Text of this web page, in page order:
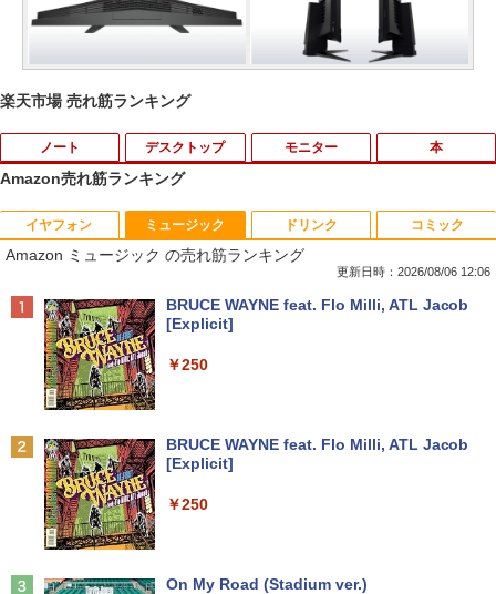
楽天市場 売れ筋ランキング
ノート
1
中古パソコン | Dell | Latitude 3500 | Wi
ndows11 | ノートPC | 一年保証 | 第8世
代 | Core i5-8265U 1.6(〜最大3.9)GHz |
ライブ非搭載 | 無線LAN:あり | Webカメ
ラ内蔵 | フルHD | テンキー | Win11Pro6
【最新Office2024】中古ノート Lenovo
15.6インチ液晶 メモリ8GB/16GB 新品S
古パソコン 中古PC オフィス 中古
デスクトップ
1
エアリア 世田谷電器 世田谷の給水塔 キ
ーボード用メンテナンスツール キーキャ
ップ外し スイッチプラー AR-REMOVE
￥1,580
ィス付き 最新MSOffice2024可 Win11Pr
o 中古パソコンデスクトップパソコン ミ
モニター
1
【マラソンセール期間中ポイント5倍】中
古モニター 19〜27インチ サイズ選択可
能 HDMI / DisplayPort / VGA / DVI 端子
ブモニターにおすすめ 動作確認済み 30
日保証 送料無料
￥4,580
モニター 21.5型 液晶ディスプレイ ベゼ
ル ディスプレイ 液晶モニター PCモニタ
5インチ 角度調節 FullHD ブルーライト
￥9,480
本
1
2027 近江兄弟社中学校・直前対策合格セ
ット問題集(5冊) 中学受験 過去問の傾向
と対策 / 参考書 自宅学習 送料無料 / 受験
￥19,250
￥1,980
イティブ英語書き写し [ ブレット・リン
Amazon売れ筋ランキング
イヤフォン
Anker Soundcore P40i オフホワイト
Anker Soundcore P31i ブラック
Anker Soundcore Liberty 5 ミッドナイトブ
ミュージック
Amazon ミュージック の売れ筋ランキング
更新日時：2026/08/06 12:06
BRUCE WAYNE feat. Flo Milli, ATL Jacob
[Explicit]
￥250
BRUCE WAYNE feat. Flo Milli, ATL Jacob
[Explicit]
￥250
On My Road (Stadium ver.)
ドリンク コミック